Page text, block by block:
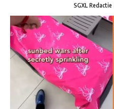
SGXL Redactie